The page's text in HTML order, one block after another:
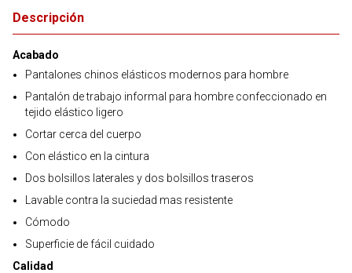
Descripción
Acabado
Pantalones chinos elásticos modernos para hombre
Pantalón de trabajo informal para hombre confeccionado en
tejido elástico ligero
Cortar cerca del cuerpo
Con elástico en la cintura
Dos bolsillos laterales y dos bolsillos traseros
Lavable contra la suciedad mas resistente
Cómodo
Superficie de fácil cuidado
Calidad